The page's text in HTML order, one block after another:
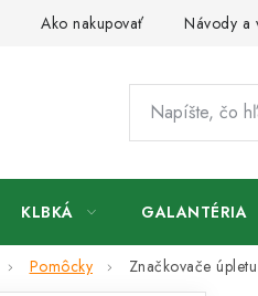
Ako nakupovať Návody a
KLBKÁ GALANTÉRIA
Pomôcky Značkovače úpletu